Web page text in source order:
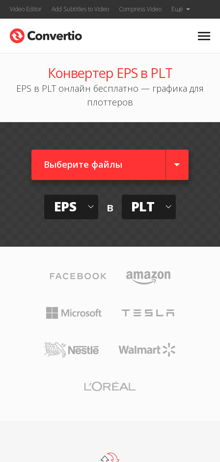
Video Editor Add Subtitles to Video Compress Video Ещё
Конвертер EPS в PLT
EPS в PLT онлайн бесплатно — графика для
плоттеров
Выберите файлы
EPS в PLT